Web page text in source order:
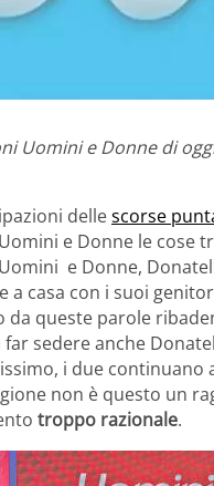
Uomini e Donne di
dellescorse
e Donne le cose
e Donne,
a casa con i suoi
da queste parole
sedere anche
i due continuano
non è questo un
troppo razionale.